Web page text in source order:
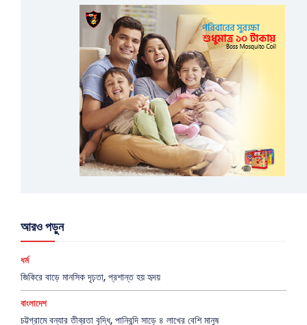
আরও পড়ুন
ধর্ম
জিকিরে বাড়ে মানসিক দৃঢ়তা, প্রশান্ত হয় হৃদয়
বাংলাদেশ
চট্টগ্রামে বন্যার তীব্রতা বৃদ্ধি, পানিবন্দি সাড়ে ৪ লাখের বেশি মানুষ